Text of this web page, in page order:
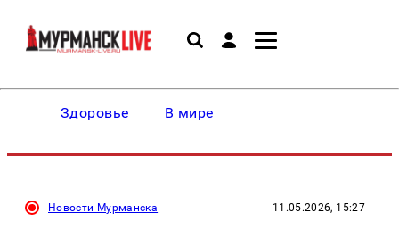
Здоровье В мире
Новости Мурманска 11.05.2026, 15:27